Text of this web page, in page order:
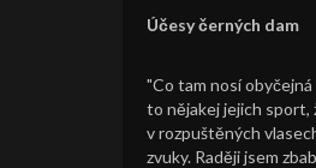
Účesy černých dam
"Co tam nosí obyčejná
to nějakej jejich sport,
v rozpuštěných
zvuky. Raději jsem